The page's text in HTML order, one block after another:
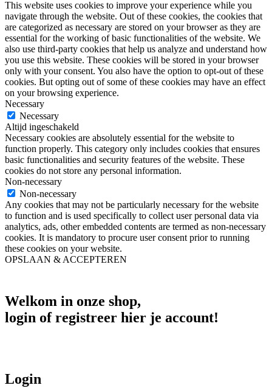
This website uses cookies to improve your experience while you
navigate through the website. Out of these cookies, the cookies that
are categorized as necessary are stored on your browser as they are
essential for the working of basic functionalities of the website. We
also use third-party cookies that help us analyze and understand how
you use this website. These cookies will be stored in your browser
only with your consent. You also have the option to opt-out of these
cookies. But opting out of some of these cookies may have an effect
on your browsing experience.
Necessary
Necessary
Altijd ingeschakeld
Necessary cookies are absolutely essential for the website to
function properly. This category only includes cookies that ensures
basic functionalities and security features of the website. These
cookies do not store any personal information.
Non-necessary
Non-necessary
Any cookies that may not be particularly necessary for the website
to function and is used specifically to collect user personal data via
analytics, ads, other embedded contents are termed as non-necessary
cookies. It is mandatory to procure user consent prior to running
these cookies on your website.
OPSLAAN & ACCEPTEREN
Welkom in onze shop,
login of registreer hier je account!
Login